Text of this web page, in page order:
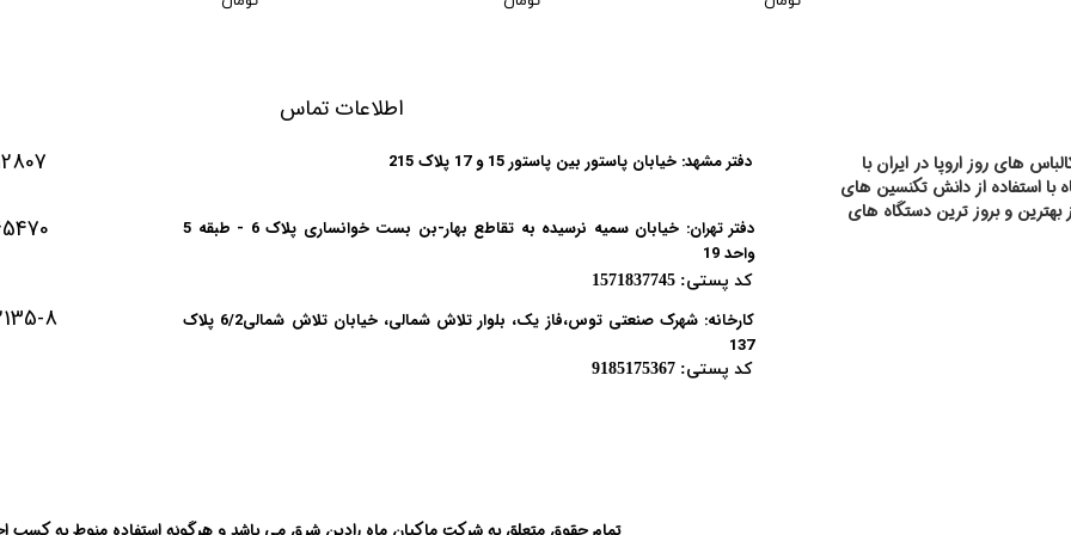
دفتر مشهد: خیابان پاستور بین پاستور 15 و 17 پلاک 215
اطلاعات تماس
دفتر تهران: خیابان سمیه نرسیده به تقاطع بهار-بن بست خوانساری پلاک 6 - طبقه 5
واحد 19
​کد پستی: 1571837745
​کد پستی: 9185175367
کارخانه: شهرک صنعتی توس،فاز یک، بلوار تلاش شمالی، خیابان تلاش شمالی6/2 پلاک
137
8
های روز اروپا در ایران با
با استفاده از دانش تکنسین های
و بروز ترین دستگاه های